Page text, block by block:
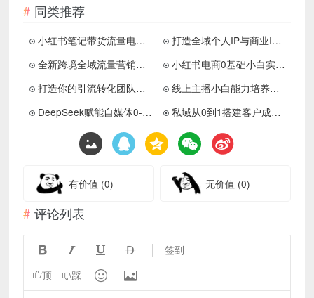
同类推荐
小红书笔记带货流量电商新机会
打造全域个人IP与商业IP思维
全新跨境全域流量营销实操课程
小红书电商0基础小白实操运营
打造你的引流转化团队系统杀手锏
线上主播小白能力培养蜕变S级
DeepSeek赋能自媒体0-1起号
私域从0到1搭建客户成交体系
有价值 (0) 无价值 (0)
评论列表
    签到
顶 踩  